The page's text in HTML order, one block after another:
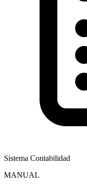
Sistema Contabilidad
MANUAL